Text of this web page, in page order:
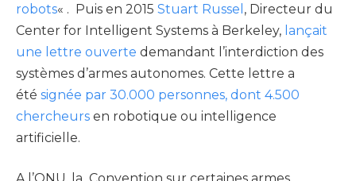
robots« . Puis en 2015 Stuart Russel , Directeur du
Center for Intelligent Systems à Berkeley, lançait
une lettre ouverte demandant l’interdiction des
systèmes d’armes autonomes. Cette lettre a
été signée par 30.000 personnes, dont 4.500
chercheurs en robotique ou intelligence
artificielle.